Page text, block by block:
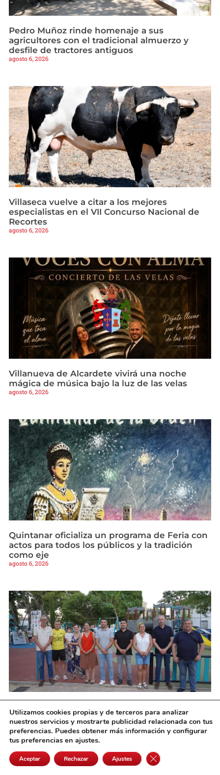
Pedro Muñoz rinde homenaje a sus
agricultores con el tradicional almuerzo y
desfile de tractores antiguos
agosto 6, 2026
Villaseca vuelve a citar a los mejores
especialistas en el VII Concurso Nacional de
Recortes
agosto 6, 2026
Villanueva de Alcardete vivirá una noche
mágica de música bajo la luz de las velas
agosto 6, 2026
Quintanar oficializa un programa de Feria con
actos para todos los públicos y la tradición
como eje
agosto 6, 2026
Cobos su primera zona infantil accesible e
inclusiva
agosto 6, 2026
Utilizamos cookies propias y de terceros para analizar
nuestros servicios y mostrarte publicidad relacionada con tus
preferencias. Puedes obtener más información y configurar
tus preferencias en ajustes.
Aceptar Rechazar Ajustes Cerrar el banner de